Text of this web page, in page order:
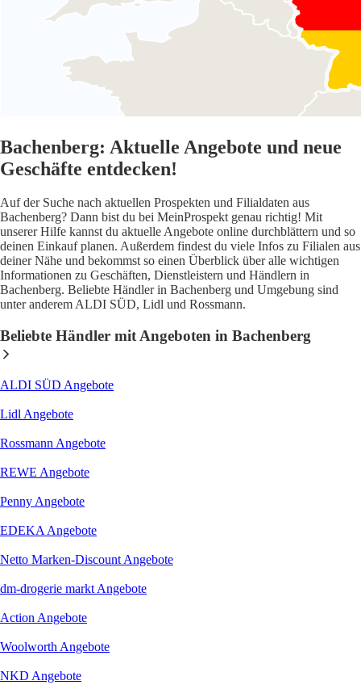
Bachenberg: Aktuelle Angebote und neue
Geschäfte entdecken!
Auf der Suche nach aktuellen Prospekten und Filialdaten aus
Bachenberg? Dann bist du bei MeinProspekt genau richtig! Mit
unserer Hilfe kannst du aktuelle Angebote online durchblättern und so
deinen Einkauf planen. Außerdem findest du viele Infos zu Filialen aus
deiner Nähe und bekommst so einen Überblick über alle wichtigen
Informationen zu Geschäften, Dienstleistern und Händlern in
Bachenberg. Beliebte Händler in Bachenberg und Umgebung sind
unter anderem ALDI SÜD, Lidl und Rossmann.
Beliebte Händler mit Angeboten in Bachenberg
ALDI SÜD Angebote
Lidl Angebote
Rossmann Angebote
REWE Angebote
Penny Angebote
EDEKA Angebote
Netto Marken-Discount Angebote
dm-drogerie markt Angebote
Action Angebote
Woolworth Angebote
NKD Angebote